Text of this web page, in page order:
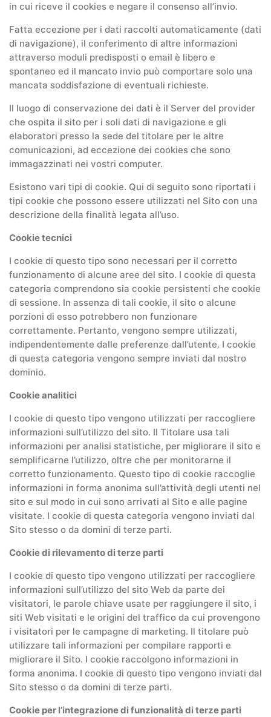
in cui riceve il cookies e negare il consenso all’invio.
Fatta eccezione per i dati raccolti automaticamente (dati
di navigazione), il conferimento di altre informazioni
attraverso moduli predisposti o email è libero e
spontaneo ed il mancato invio può comportare solo una
mancata soddisfazione di eventuali richieste.
Il luogo di conservazione dei dati è il Server del provider
che ospita il sito per i soli dati di navigazione e gli
elaboratori presso la sede del titolare per le altre
comunicazioni, ad eccezione dei cookies che sono
immagazzinati nei vostri computer.
Esistono vari tipi di cookie. Qui di seguito sono riportati i
tipi cookie che possono essere utilizzati nel Sito con una
descrizione della finalità legata all’uso.
Cookie tecnici
I cookie di questo tipo sono necessari per il corretto
funzionamento di alcune aree del sito. I cookie di questa
categoria comprendono sia cookie persistenti che cookie
di sessione. In assenza di tali cookie, il sito o alcune
porzioni di esso potrebbero non funzionare
correttamente. Pertanto, vengono sempre utilizzati,
indipendentemente dalle preferenze dall’utente. I cookie
di questa categoria vengono sempre inviati dal nostro
dominio.
Cookie analitici
I cookie di questo tipo vengono utilizzati per raccogliere
informazioni sull’utilizzo del sito. Il Titolare usa tali
informazioni per analisi statistiche, per migliorare il sito e
semplificarne l’utilizzo, oltre che per monitorarne il
corretto funzionamento. Questo tipo di cookie raccoglie
informazioni in forma anonima sull’attività degli utenti nel
sito e sul modo in cui sono arrivati al Sito e alle pagine
visitate. I cookie di questa categoria vengono inviati dal
Sito stesso o da domini di terze parti.
Cookie di rilevamento di terze parti
I cookie di questo tipo vengono utilizzati per raccogliere
informazioni sull’utilizzo del sito Web da parte dei
visitatori, le parole chiave usate per raggiungere il sito, i
siti Web visitati e le origini del traffico da cui provengono
i visitatori per le campagne di marketing. Il titolare può
utilizzare tali informazioni per compilare rapporti e
migliorare il Sito. I cookie raccolgono informazioni in
forma anonima. I cookie di questo tipo vengono inviati dal
Sito stesso o da domini di terze parti.
Cookie per l’integrazione di funzionalità di terze parti